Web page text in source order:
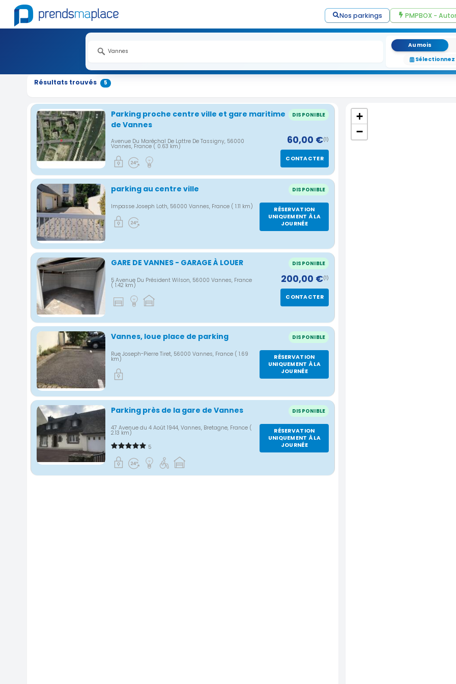
Nos parkings PMPBOX -
Au mois
Résultats trouvés 5
Nouveauté
Parking proche centre ville et gare maritime
de Vannes
DISPONIBLE
Avenue Du Maréchal De Lattre De Tassigny, 56000
Vannes, France ( 0.63 km)
60,00 €(1)
CONTACTER
Nouveauté
parking au centre ville DISPONIBLE
Impasse Joseph Loth, 56000 Vannes, France ( 1.11 km)
RÉSERVATION
UNIQUEMENT À LA
JOURNÉE
Nouveauté
GARE DE VANNES - GARAGE À LOUER DISPONIBLE
5 Avenue Du Président Wilson, 56000 Vannes, France
( 1.42 km)
200,00 €(1)
CONTACTER
Nouveauté
Vannes, loue place de parking DISPONIBLE
Rue Joseph-Pierre Tiret, 56000 Vannes, France ( 1.69
km)
RÉSERVATION
UNIQUEMENT À LA
JOURNÉE
Nouveauté
Parking près de la gare de Vannes DISPONIBLE
47 Avenue du 4 Août 1944, Vannes, Bretagne, France (
2.13 km)
5
RÉSERVATION
UNIQUEMENT À LA
JOURNÉE
+
−